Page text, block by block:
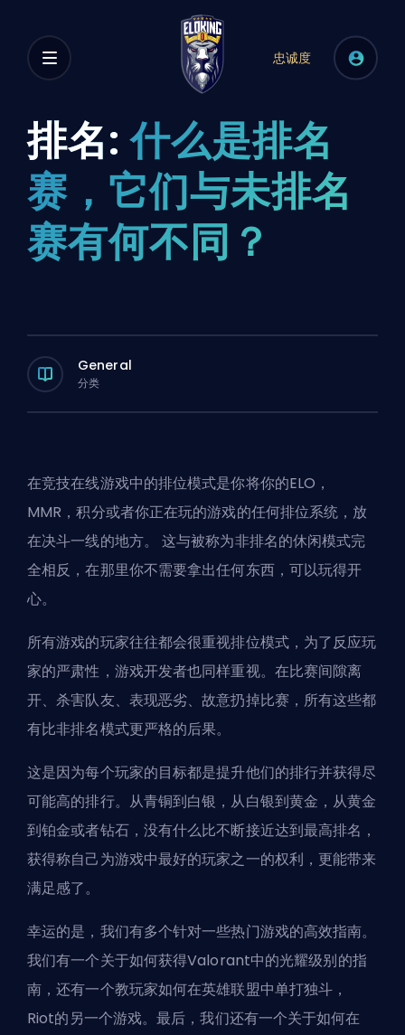
忠诚度
排名: 什么是排名
赛，它们与未排名
赛有何不同？
General
分类
在竞技在线游戏中的排位模式是你将你的ELO ，
MMR ，积分或者你正在玩的游戏的任何排位系统，放
在决斗一线的地方。 这与被称为非排名的休闲模式完
全相反，在那里你不需要拿出任何东西，可以玩得开
心。
所有游戏的玩家往往都会很重视排位模式，为了反应玩
家的严肃性，游戏开发者也同样重视。在比赛间隙离
开、杀害队友、表现恶劣、故意扔掉比赛，所有这些都
有比非排名模式更严格的后果。
这是因为每个玩家的目标都是提升他们的排行并获得尽
可能高的排行。从青铜到白银，从白银到黄金，从黄金
到铂金或者钻石，没有什么比不断接近达到最高排名，
获得称自己为游戏中最好的玩家之一的权利，更能带来
满足感了。
幸运的是，我们有多个针对一些热门游戏的高效指南。
我们有一个关于如何获得Valorant中的光耀级别的指
南，还有一个教玩家如何在英雄联盟中单打独斗 ，
Riot的另一个游戏。最后，我们还有一个关于如何在